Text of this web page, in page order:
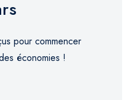
pour commencer
économies !